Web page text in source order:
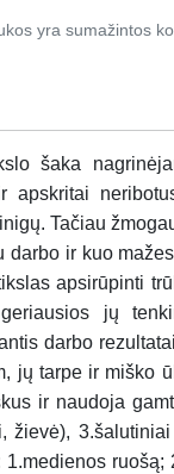
yra sumažintos
šaka
apskritai
Tačiau
ir kuo
apsirūpinti
jų
darbo
jų tarpe ir miško
ir naudoja
žievė),